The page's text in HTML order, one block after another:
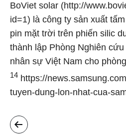
BoViet solar (http://
id=1) là công ty sản xuất
pin mặt trời trên phiến silic
thành lập Phòng Nghiên
nhân sự Việt Nam cho
14 https://
tuyen-dung-lon-nhat-cua-